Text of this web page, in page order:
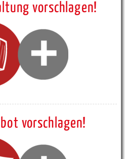
vorschlagen!
vorschlagen!